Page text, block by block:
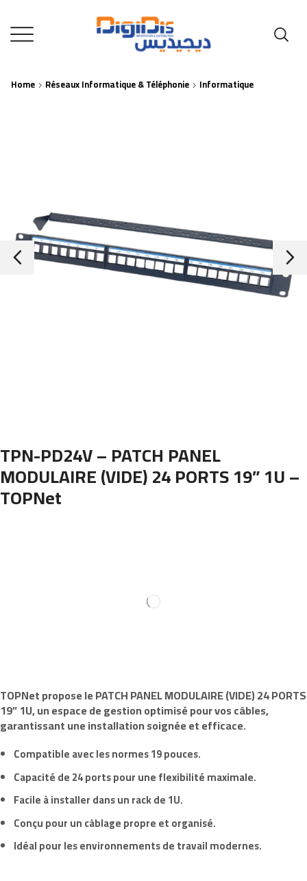
Home Réseaux Informatique & Téléphonie Informatique
TPN-PD24V – PATCH PANEL
MODULAIRE (VIDE) 24 PORTS 19” 1U –
TOPNet
TOPNetpropose lePATCH PANEL MODULAIRE (VIDE) 24 PORTS
19” 1U, un espace de gestion optimisé pour vos câbles,
garantissant une installation soignée et efficace.
Compatible avec les normes 19 pouces.
Capacité de 24 ports pour une flexibilité maximale.
Facile à installer dans un rack de 1U.
Conçu pour un câblage propre et organisé.
Idéal pour les environnements de travail modernes.